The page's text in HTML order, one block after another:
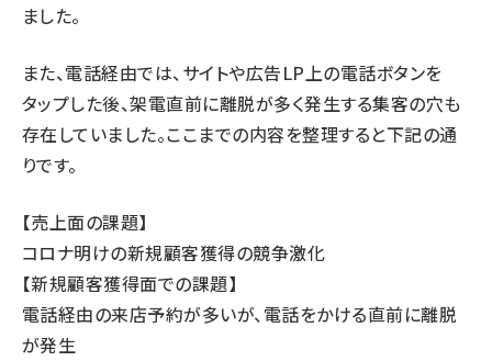
ました。
また、電話経由では、サイトや広告LP上の電話ボタンを
タップした後、架電直前に離脱が多く発生する集客の穴も
存在していました。ここまでの内容を整理すると下記の通
りです。
【売上面の課題】
コロナ明けの新規顧客獲得の競争激化
【新規顧客獲得面での課題】
電話経由の来店予約が多いが、電話をかける直前に離脱
が発生